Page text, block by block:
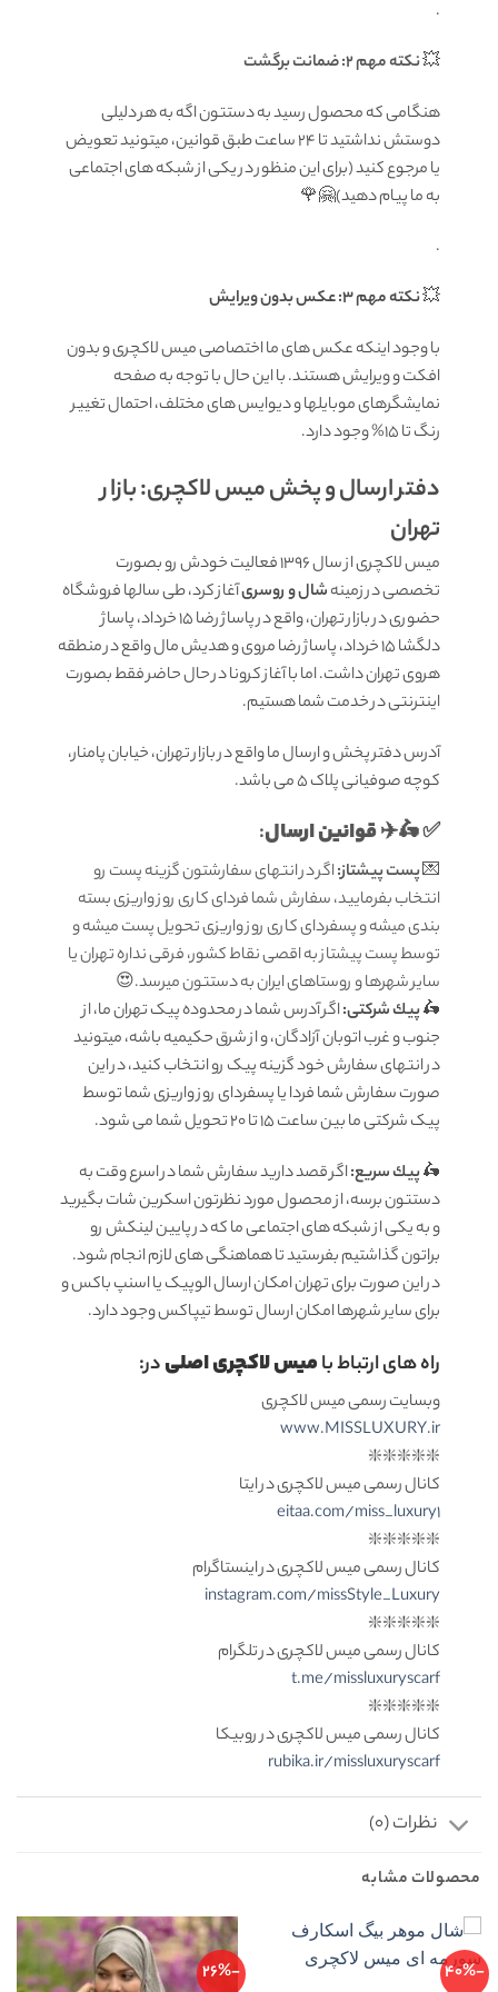
.
💥نکته مهم 2: ضمانت برگشت
هنگامی که محصول رسید به دستتون اگه به هر دلیلی
دوستش نداشتید تا ۲۴ ساعت طبق قوانین، میتونید تعویض
یا مرجوع کنید (برای این منظور در یکی از شبکه های اجتماعی
به ما پیام دهید)🤗🌹
.
💥نکته مهم 3: عکس بدون ویرایش
با وجود اینکه عکس های ما اختصاصی میس لاکچری و بدون
افکت و ویرایش هستند. با این حال با توجه به صفحه
نمایشگرهای موبایلها و دیوایس های مختلف، احتمال تغییر
رنگ تا 15% وجود دارد.
دفتر ارسال و پخش میس لاکچری: بازار
تهران
میس لاکچری از سال 1396 فعالیت خودش رو بصورت
تخصصی در زمینهشال و روسریآغاز کرد، طی سالها فروشگاه
حضوری در بازار تهران، واقع در پاساژ رضا 15 خرداد، پاساژ
دلگشا 15 خرداد، پاساژ رضا مروی و هدیش مال واقع در منطقه
هروی تهران داشت. اما با آغاز کرونا در حال حاضر فقط بصورت
اینترنتی در خدمت شما هستیم.
آدرس دفتر پخش و ارسال ما واقع در بازار تهران، خیابان پامنار،
کوچه صوفیانی پلاک 5 می باشد.
✅ 🛵✈️قوانين ارسال:
💌پست پیشتاز:اگر در انتهای سفارشتون گزینه پست رو
انتخاب بفرمایید، سفارش شما فردای کاری روز واریزی بسته
بندی میشه و پسفردای کاری روز واریزی تحویل پست میشه و
توسط پست پیشتاز به اقصی نقاط کشور، فرقی نداره تهران یا
سایر شهرها و روستاهای ایران به دستتون میرسد.😍
🛵پيك شرکتی:اگر آدرس شما در محدوده پیک تهران ما، از
جنوب و غرب اتوبان آزادگان، و از شرق حکیمیه باشه، میتونید
در انتهای سفارش خود گزینه پیک رو انتخاب کنید، در این
صورت سفارش شما فردا یا پسفردای روز واريزى شما توسط
پیک شرکتی ما بين ساعت ۱۵ تا ٢٠ تحويل شما مى شود.
🛵پيك سریع:اگر قصد دارید سفارش شما در اسرع وقت به
دستتون برسه، از محصول مورد نظرتون اسکرین شات بگیرید
و به یکی از شبکه های اجتماعی ما که در پایین لینکش رو
براتون گذاشتیم بفرستید تا هماهنگی های لازم انجام شود.
در این صورت برای تهران امکان ارسال الوپیک یا اسنپ باکس و
برای سایر شهرها امکان ارسال توسط تیپاکس وجود دارد.
راه های ارتباط بامیس لاکچری اصلیدر:
وبسایت رسمی میس لاکچری
www.MISSLUXURY.ir
❇️❇️❇️❇️❇️
کانال رسمی میس لاکچری در ایتا
eitaa.com/miss_luxury1
❇️❇️❇️❇️❇️
کانال رسمی میس لاکچری در اینستاگرام
instagram.com/missStyle_Luxury
❇️❇️❇️❇️❇️
کانال رسمی میس لاکچری در تلگرام
t.me/missluxuryscarf
❇️❇️❇️❇️❇️
کانال رسمی میس لاکچری در روبیکا
rubika.ir/missluxuryscarf
نظرات (0)
محصولات مشابه
-40%
-26%